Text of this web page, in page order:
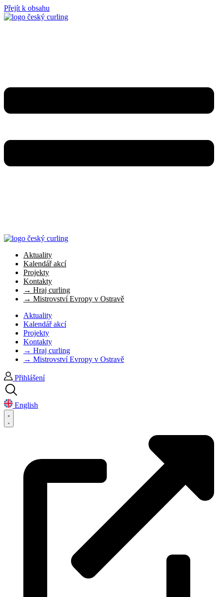
Přejít k obsahu
Aktuality
Kalendář akcí
Projekty
Kontakty
→ Hraj curling
→ Mistrovství Evropy v Ostravě
Aktuality
Kalendář akcí
Projekty
Kontakty
→ Hraj curling
→ Mistrovství Evropy v Ostravě
Přihlášení
English